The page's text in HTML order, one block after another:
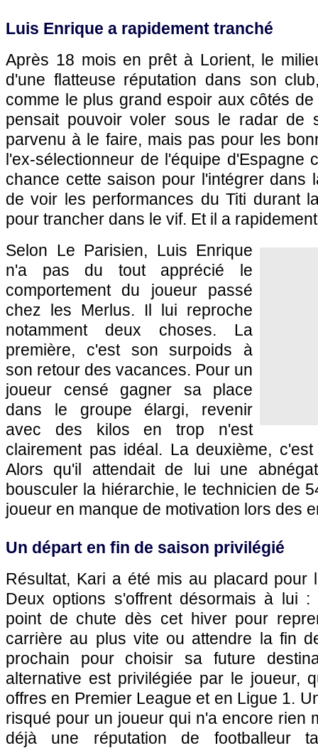
Luis Enrique a rapidement tranché
Après 18 mois en prêt à Lorient, le
d'une flatteuse réputation dans son
comme le plus grand espoir aux côtés
pensait pouvoir voler sous le radar de
parvenu à le faire, mais pas pour les
l'ex-sélectionneur de l'équipe d'Espagne
chance cette saison pour l'intégrer dans
de voir les performances du Titi durant
pour trancher dans le vif. Et il a
Selon Le Parisien, Luis Enrique
n'a pas du tout apprécié le
comportement du joueur passé
chez les Merlus. Il lui reproche
notamment deux choses. La
première, c'est son surpoids à
son retour des vacances. Pour un
joueur censé gagner sa place
dans le groupe élargi, revenir
avec des kilos en trop n'est
clairement pas idéal. La deuxième,
Alors qu'il attendait de lui une
bousculer la hiérarchie, le technicien de
joueur en manque de motivation lors des
Un départ en fin de saison privilégié
Résultat, Kari a été mis au placard pour
Deux options s'offrent désormais à lui
point de chute dès cet hiver pour
carrière au plus vite ou attendre la fin
prochain pour choisir sa future
alternative est privilégiée par le joueur,
offres en Premier League et en Ligue 1.
risqué pour un joueur qui n'a encore rien
déjà une réputation de footballeur